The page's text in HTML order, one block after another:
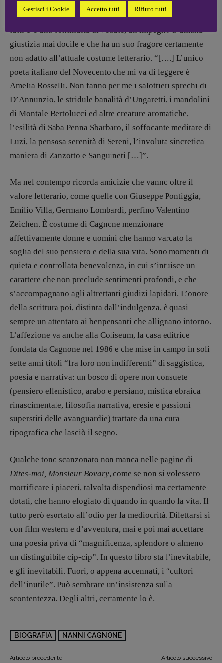
tendenza: armonici, amorosi, dissidenti, urticanti,
sessualmennte ricreativi, anche talvolta garbati. Ma per
tutti c’è una continuità di vedute, un impegno d’umana
giustizia mai docile e che ha un suo fragore certamente
non adatto all’attuale costume letterario. “[….] L’unico
poeta italiano del Novecento che mi va di leggere è
Amelia Rosselli. Non fanno per me i salottieri sprechi di
D’Annunzio, le stridule banalità d’Ungaretti, i mandolini
di Montale Bertolucci ed altre creature aromatiche,
l’esilità di Saba Penna Sbarbaro, il soffocante meditare di
Luzi, la pensosa serenità di Sereni, l’involuta sincretica
maniera di Zanzotto e Sanguineti […]”.
Ma nel contempo ricorda amicizie che vanno oltre il
valore letterario, come quelle con Giuseppe Pontiggia,
Emilio Villa, Germano Lombardi, perfino Valentino
Zeichen. È costume di Cagnone menzionare
affettivamente donne e uomini che hanno varcato la
soglia del suo pensiero e della sua vita. Sono momenti di
quieta e controllata benevolenza, in cui s’intuisce un
carattere che non preclude sentimenti profondi, e che
s’accompagnano agli altrettanti giudizi lapidari. L’onore
della scrittura poi, distinta dall’indulgenza, è quasi
sempre un attentato ai benpensanti che allignano intorno.
L’affezione va anche alla Coliseum, la casa editrice
fondata da Cagnone nel 1986 e che mise in campo in soli
sette anni titoli “fra loro non indifferenti” di saggistica,
poesia e narrativa: un bosco di opere non consuete
(pensiero ellenistico, arabo e persiano, mistica ebraica
rinascimentale, filosofia narrativa, eresie e passioni
superstiti delle avanguardie) trattate da una cura
tipografica che lasciò il segno.
Qualche tono scanzonato non manca nelle pagine di
Dites-moi, Monsieur Bovary, come se non si volessero
mortificare i piaceri, talvolta dispendiosi ma certamente
dotati, che hanno elogiato di quando in quando la vita. Il
tutto però esortato all’odio per la mediocrità. Dilettarsi sì
con film western e d’avventura, mai e poi mai accettare
una poesia priva di “magnificenza, splendore o almeno
un distinguibile cip-cip”. In questo libro sta l’inevitabile,
e gli inevitabili. Fuori, o appena accennati, i “cultori
dell’inutile”. Può sembrare un’insistenza sulla
scontentezza. Degli altri, certamente lo è.
BIOGRAFIA NANNI CAGNONE
Articolo precedente Articolo successivo
Gestisci i Cookie Accetto tutti Rifiuto tutti